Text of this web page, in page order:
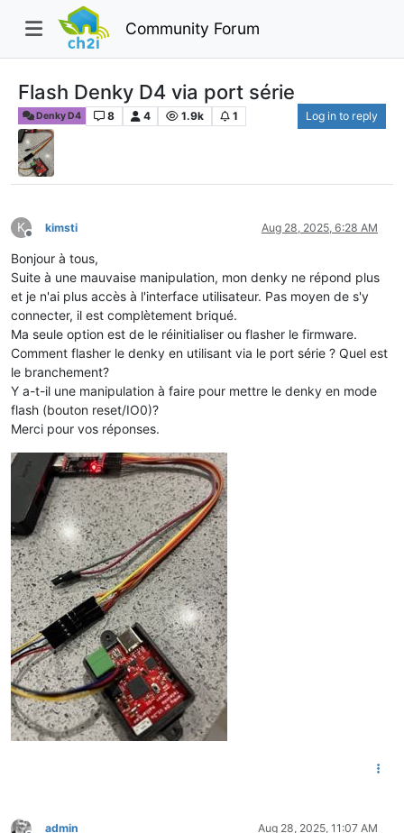
Community Forum
Flash Denky D4 via port série
Denky D4 8 4 1.9k 1 Log in to reply
K
Offline
kimsti Aug 28, 2025, 6:28 AM
Bonjour à tous,
Suite à une mauvaise manipulation, mon denky ne répond plus
et je n'ai plus accès à l'interface utilisateur. Pas moyen de s'y
connecter, il est complètement briqué.
Ma seule option est de le réinitialiser ou flasher le firmware.
Comment flasher le denky en utilisant via le port série ? Quel est
le branchement?
Y a-t-il une manipulation à faire pour mettre le denky en mode
flash (bouton reset/IO0)?
Merci pour vos réponses.
admin Aug 28, 2025, 11:07 AM